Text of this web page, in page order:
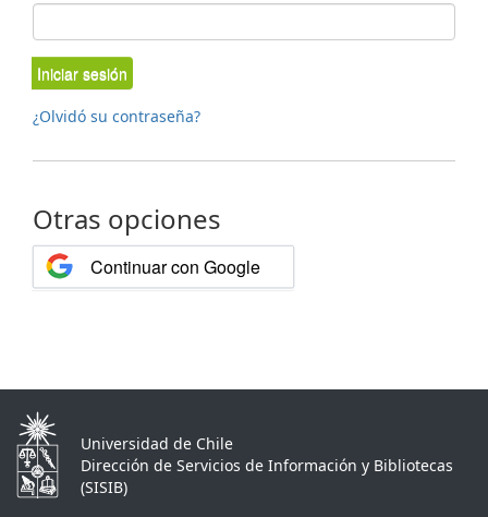
Iniciar sesión
¿Olvidó su contraseña?
Otras opciones
Continuar con Google
Universidad de Chile
Dirección de Servicios de Información y Bibliotecas
(SISIB)